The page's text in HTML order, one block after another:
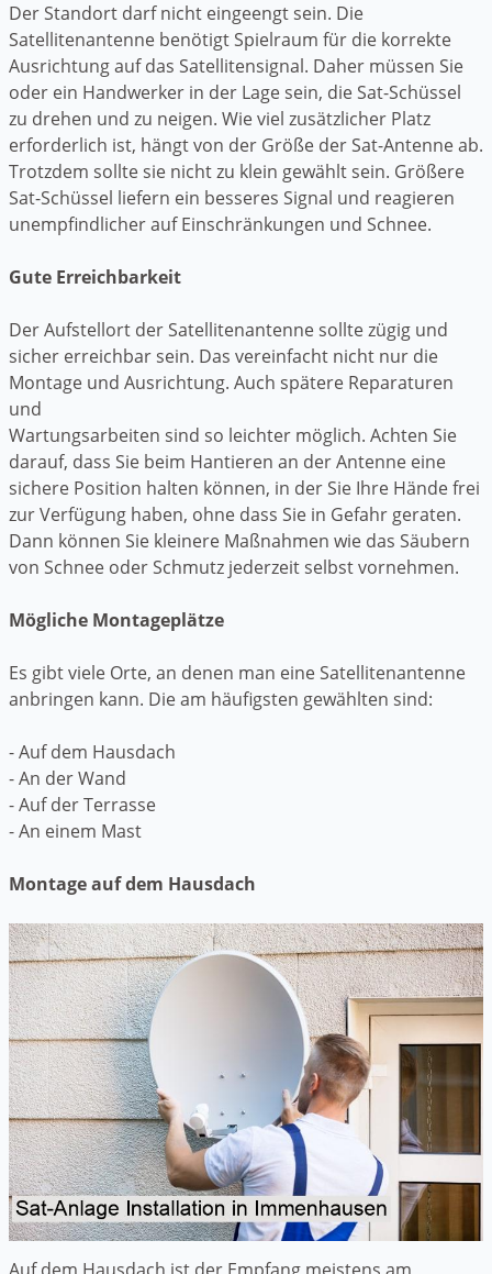
Der Standort darf nicht eingeengt sein. Die
Satellitenantenne benötigt Spielraum für die korrekte
Ausrichtung auf das Satellitensignal. Daher müssen Sie
oder ein Handwerker in der Lage sein, die Sat-Schüssel
zu drehen und zu neigen. Wie viel zusätzlicher Platz
erforderlich ist, hängt von der Größe der Sat-Antenne ab.
Trotzdem sollte sie nicht zu klein gewählt sein. Größere
Sat-Schüssel liefern ein besseres Signal und reagieren
unempfindlicher auf Einschränkungen und Schnee.
Gute Erreichbarkeit
Der Aufstellort der Satellitenantenne sollte zügig und
sicher erreichbar sein. Das vereinfacht nicht nur die
Montage und Ausrichtung. Auch spätere Reparaturen
und
Wartungsarbeiten sind so leichter möglich. Achten Sie
darauf, dass Sie beim Hantieren an der Antenne eine
sichere Position halten können, in der Sie Ihre Hände frei
zur Verfügung haben, ohne dass Sie in Gefahr geraten.
Dann können Sie kleinere Maßnahmen wie das Säubern
von Schnee oder Schmutz jederzeit selbst vornehmen.
Mögliche Montageplätze
Es gibt viele Orte, an denen man eine Satellitenantenne
anbringen kann. Die am häufigsten gewählten sind:
- Auf dem Hausdach
- An der Wand
- Auf der Terrasse
- An einem Mast
Montage auf dem Hausdach